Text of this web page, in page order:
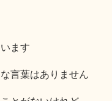
ます
言葉はありません